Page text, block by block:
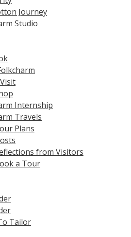
Journey
Studio
Internship
Travels
Plans
from Visitors
a Tour
Tailor